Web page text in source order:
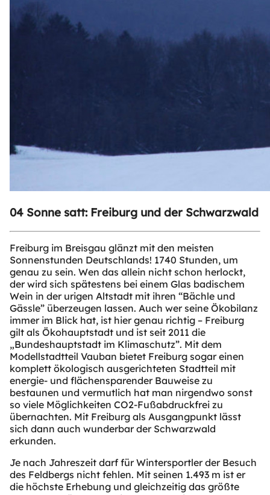
04 Sonne satt: Freiburg und der Schwarzwald
Freiburg im Breisgau glänzt mit den meisten
Sonnenstunden Deutschlands! 1740 Stunden, um
genau zu sein. Wen das allein nicht schon herlockt,
der wird sich spätestens bei einem Glas badischem
Wein in der urigen Altstadt mit ihren “Bächle und
Gässle” überzeugen lassen. Auch wer seine Ökobilanz
immer im Blick hat, ist hier genau richtig – Freiburg
gilt als Ökohauptstadt und ist seit 2011 die
„Bundeshauptstadt im Klimaschutz”. Mit dem
Modellstadtteil Vauban bietet Freiburg sogar einen
komplett ökologisch ausgerichteten Stadtteil mit
energie- und flächensparender Bauweise zu
bestaunen und vermutlich hat man nirgendwo sonst
so viele Möglichkeiten CO2-Fußabdruckfrei zu
übernachten. Mit Freiburg als Ausgangpunkt lässt
sich dann auch wunderbar der Schwarzwald
erkunden.
Je nach Jahreszeit darf für Wintersportler der Besuch
des Feldbergs nicht fehlen. Mit seinen 1.493 m ist er
die höchste Erhebung und gleichzeitig das größte